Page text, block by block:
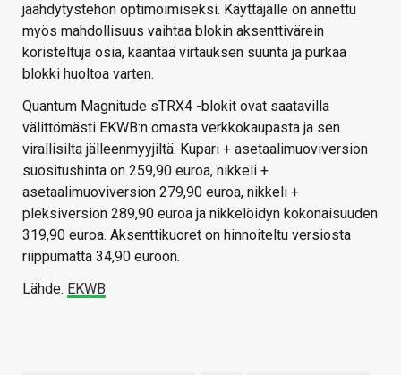
jäähdytystehon optimoimiseksi. Käyttäjälle on annettu
myös mahdollisuus vaihtaa blokin aksenttivärein
koristeltuja osia, kääntää virtauksen suunta ja purkaa
blokki huoltoa varten.
Quantum Magnitude sTRX4 -blokit ovat saatavilla
välittömästi EKWB:n omasta verkkokaupasta ja sen
virallisilta jälleenmyyjiltä. Kupari + asetaalimuoviversion
suositushinta on 259,90 euroa, nikkeli +
asetaalimuoviversion 279,90 euroa, nikkeli +
pleksiversion 289,90 euroa ja nikkelöidyn kokonaisuuden
319,90 euroa. Aksenttikuoret on hinnoiteltu versiosta
riippumatta 34,90 euroon.
Lähde: EKWB